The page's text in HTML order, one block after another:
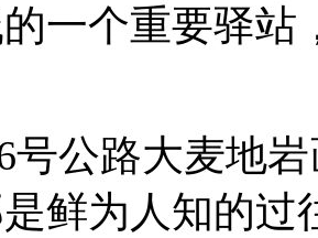
一个重要驿
号公路大麦地
鲜为人知的过